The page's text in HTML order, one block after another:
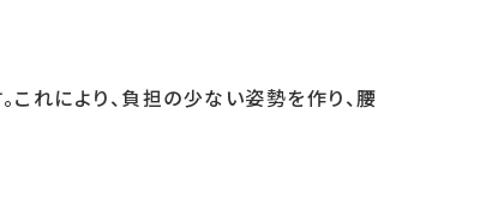
れにより、負担の少ない姿勢を作り、腰